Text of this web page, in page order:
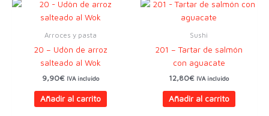
Arroces y pasta
20 – Udòn de arroz
salteado al Wok
9,90€ IVA incluido
Añadir al carrito
Sushi
201 – Tartar de salmón
con aguacate
12,80€ IVA incluido
Añadir al carrito